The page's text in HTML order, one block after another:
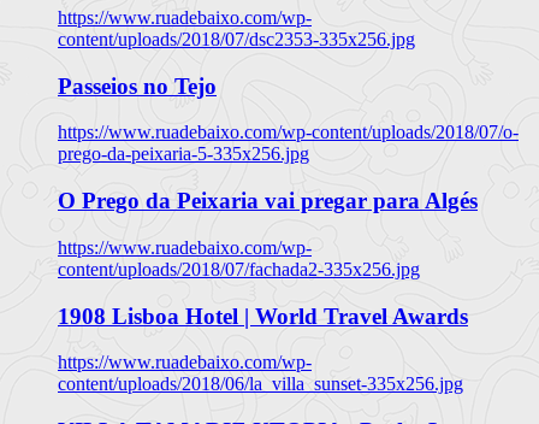
https://www.ruadebaixo.com/wp-
content/uploads/2018/07/dsc2353-335x256.jpg
Passeios no Tejo
https://www.ruadebaixo.com/wp-content/uploads/2018/07/o-
prego-da-peixaria-5-335x256.jpg
O Prego da Peixaria vai pregar para Algés
https://www.ruadebaixo.com/wp-
content/uploads/2018/07/fachada2-335x256.jpg
1908 Lisboa Hotel | World Travel Awards
https://www.ruadebaixo.com/wp-
content/uploads/2018/06/la_villa_sunset-335x256.jpg